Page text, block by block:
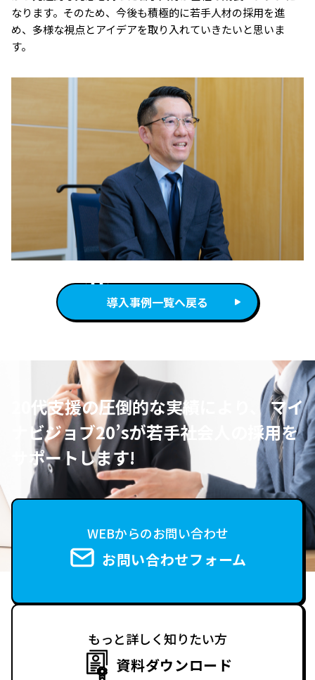
なります。そのため、今後も積極的に若手人材の採用を進
め、多様な視点とアイデアを取り入れていきたいと思いま
す。
導入事例一覧へ戻る
20代支援の圧倒的な実績により、 マイ
ナビジョブ20’sが若手社会人の採用を
サポートします!
WEBからのお問い合わせ
お問い合わせフォーム
もっと詳しく知りたい方
資料ダウンロード